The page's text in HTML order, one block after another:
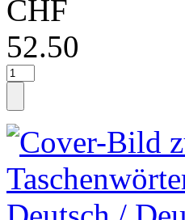
CHF
52.50